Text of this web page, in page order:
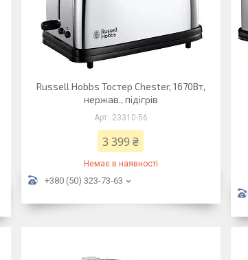
Russell Hobbs Тостер Chester, 1670Вт,
нержав., підігрів
23310-56
3 399 ₴
Немає в наявності
+380 (50) 323-73-63